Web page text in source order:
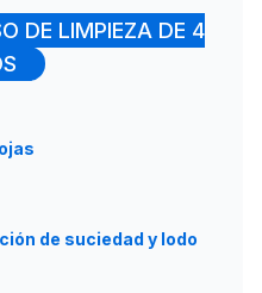
DE LIMPIEZA DE 4
de suciedad y lodo